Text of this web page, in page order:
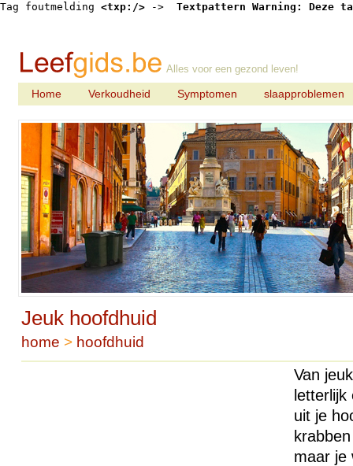
Tag foutmelding <txp:/> -> Textpattern Warning: Deze
Alles voor een gezond leven!
Home Verkoudheid Symptomen slaapproblemen
Jeuk hoofdhuid
home > hoofdhuid
Van
uit je
maar je